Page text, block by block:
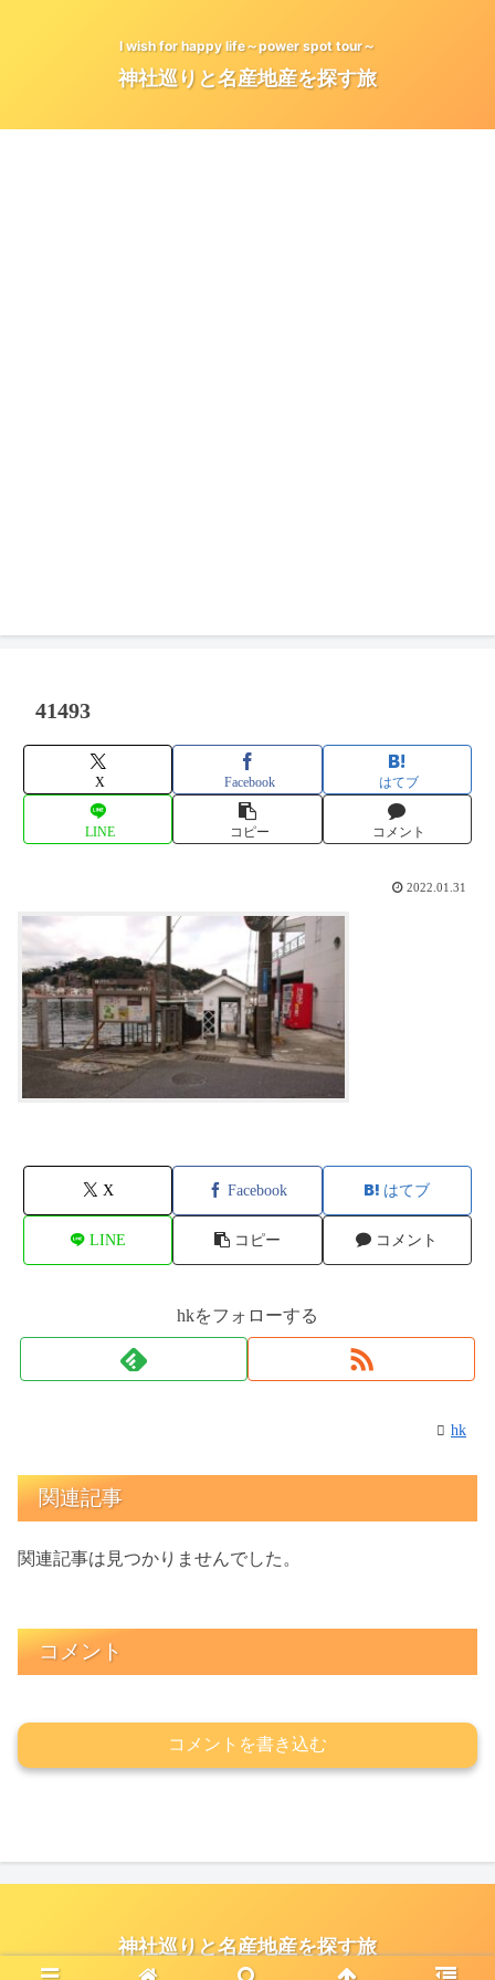
I wish for happy life～power spot tour～
神社巡りと名産地産を探す旅
41493
X Facebook はてブ
LINE コピー コメント
2022.01.31
X Facebook はてブ
LINE コピー コメント
hkをフォローする
hk
関連記事
関連記事は見つかりませんでした。
コメント
コメントを書き込む
神社巡りと名産地産を探す旅